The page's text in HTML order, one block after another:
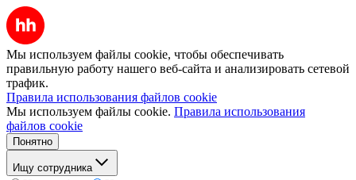
Мы используем файлы cookie, чтобы обеспечивать
правильную работу нашего веб-сайта и анализировать сетевой
трафик.
Правила использования файлов cookie
Мы используем файлы cookie. Правила использования
файлов cookie
Понятно
Ищу сотрудника